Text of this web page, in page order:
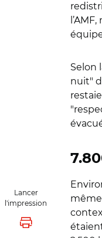
Lancer
l'impression
Lancer
Selon
nuit"